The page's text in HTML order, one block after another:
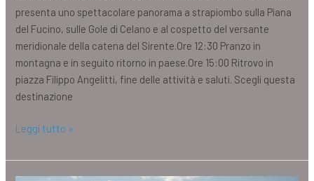
presenta uno spettacolare panorama a strapiombo sulla Piana
del Fucino, sulle Gole di Celano e al cospetto del versante
meridionale della catena del Sirente.Ore 12:30 Pranzo in
montagna e in seguito ritorno in paese.Ore 15:00 Ritrovo in
piazza Filippo Angelitti, fine delle attività e saluti. Scegli questa
destinazione
Leggi tutto »